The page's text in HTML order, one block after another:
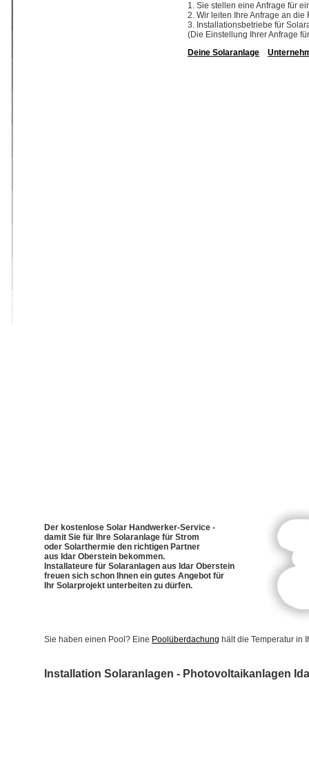
1. Sie stellen eine Anfrage für
2. Wir leiten Ihre Anfrage an
3. Installationsbetriebe für
(Die Einstellung Ihrer Anfrage
Deine Solaranlage
Der kostenlose Solar Handwerker-Service -
damit Sie für Ihre Solaranlage für Strom
oder Solarthermie den richtigen Partner
aus Idar Oberstein bekommen.
Installateure für Solaranlagen aus Idar Oberstein
freuen sich schon Ihnen ein gutes Angebot für
Ihr Solarprojekt unterbeiten zu dürfen.
Sie haben einen Pool? Eine Poolüberdachung hält die Temperatur in
Installation Solaranlagen - Photovoltaikanlagen